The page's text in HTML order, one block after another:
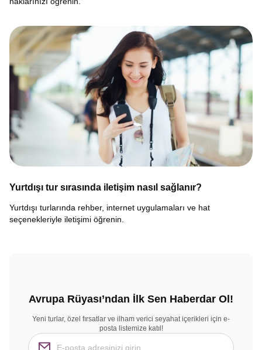
Yurtdışı tur sırasında iletişim nasıl sağlanır?
Yurtdışı turlarında rehber, internet uygulamaları ve hat
seçenekleriyle iletişimi öğrenin.
Avrupa Rüyası’ndan İlk Sen Haberdar Ol!
Yeni turlar, özel fırsatlar ve ilham verici seyahat içerikleri için e-
posta listemize katıl!